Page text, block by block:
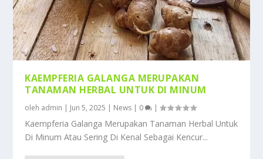
KAEMPFERIA GALANGA MERUPAKAN
TANAMAN HERBAL UNTUK DI MINUM
oleh admin | Jun 5, 2025 | News | 0 |
Kaempferia Galanga Merupakan Tanaman Herbal Untuk
Di Minum Atau Sering Di Kenal Sebagai Kencur...